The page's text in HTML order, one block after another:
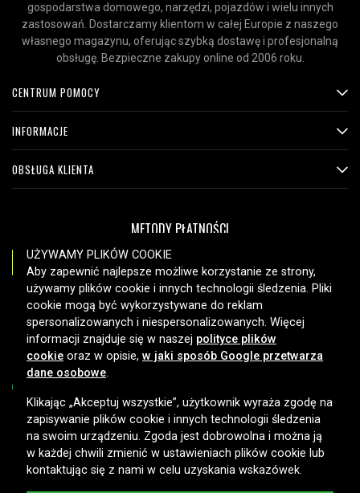
gospodarstwa domowego, narzędzi, pojazdów i wielu innych
zastosowań. Dostarczamy klientom w całej Europie z naszego
własnego magazynu, oferując szybką dostawę i profesjonalną
obsługę. Bezpieczne zakupy online od 2006 roku.
CENTRUM POMOCY
INFORMACJE
OBSŁUGA KLIENTA
METODY PŁATNOŚCI
OPCJE DOSTAWY
Copyright © 2026, Spares Nordic AB
UŻYWAMY PLIKÓW COOKIE
Aby zapewnić najlepsze możliwe korzystanie ze strony,
używamy plików cookie i innych technologii śledzenia. Pliki
cookie mogą być wykorzystywane do reklam
spersonalizowanych i niespersonalizowanych. Więcej
informacji znajduje się w naszej polityce plików
cookie oraz w opisie, w jaki sposób Google przetwarza
dane osobowe.
Klikając „Akceptuj wszystkie”, użytkownik wyraża zgodę na
zapisywanie plików cookie i innych technologii śledzenia
na swoim urządzeniu. Zgoda jest dobrowolna i można ją
w każdej chwili zmienić w ustawieniach plików cookie lub
kontaktując się z nami w celu uzyskania wskazówek.